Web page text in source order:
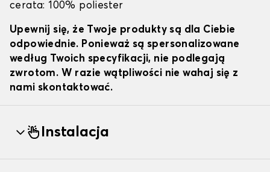
cerata: 100% poliester
Upewnij się, że Twoje produkty są dla Ciebie
odpowiednie. Ponieważ są spersonalizowane
według Twoich specyfikacji, nie podlegają
zwrotom. W razie wątpliwości nie wahaj się z
nami skontaktować.
Instalacja